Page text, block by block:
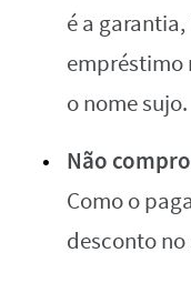
é a
empréstimo
o nome sujo.
Não
Como o
desconto